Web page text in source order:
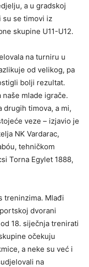
a u gradskoj
su se timovi iz
skupine U11-U12.
na turniru u
od velikog, pa
bolji rezultat.
mlade igrače.
drugih timova, a mi,
veze – izjavio je
NK Vardarac,
tehničkom
Torna Egylet 1888,
treninzima. Mlađi
dvorani
18. siječnja trenirati
očekuju
a neke su već i
na